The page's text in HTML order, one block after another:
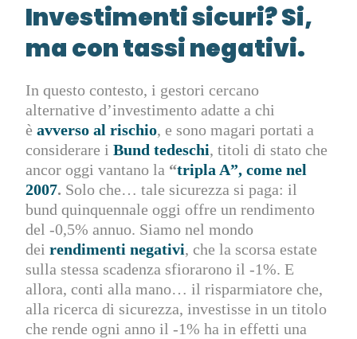
Investimenti sicuri? Si,
ma con tassi negativi.
In questo contesto, i gestori cercano
alternative d’investimento adatte a chi
èavverso al rischio, e sono magari portati a
considerare iBund tedeschi, titoli di stato che
ancor oggi vantano la “tripla A”, come nel
2007. Solo che… tale sicurezza si paga: il
bund quinquennale oggi offre un rendimento
del -0,5% annuo. Siamo nel mondo
deirendimenti negativi, che la scorsa estate
sulla stessa scadenza sfiorarono il -1%. E
allora, conti alla mano… il risparmiatore che,
alla ricerca di sicurezza, investisse in un titolo
che rende ogni anno il -1% ha in effetti una